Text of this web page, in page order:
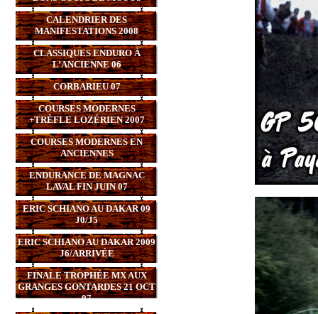
CALENDRIER DES
MANIFESTATIONS 2008
CLASSIQUES ENDURO À
L’ANCIENNE 06
CORBARIEU 07
COURSES MODERNES
+TRÈFLE LOZÉRIEN 2007
COURSES MODERNES EN
ANCIENNES
ENDURANCE DE MAGNAC
LAVAL FIN JUIN 07
ERIC SCHIANO AU DAKAR 09
J0/J5
ERIC SCHIANO AU DAKAR 2009
J6/ARRIVÉE
FINALE TROPHÉE MX AUX
GRANGES GONTARDES 21 OCT
07